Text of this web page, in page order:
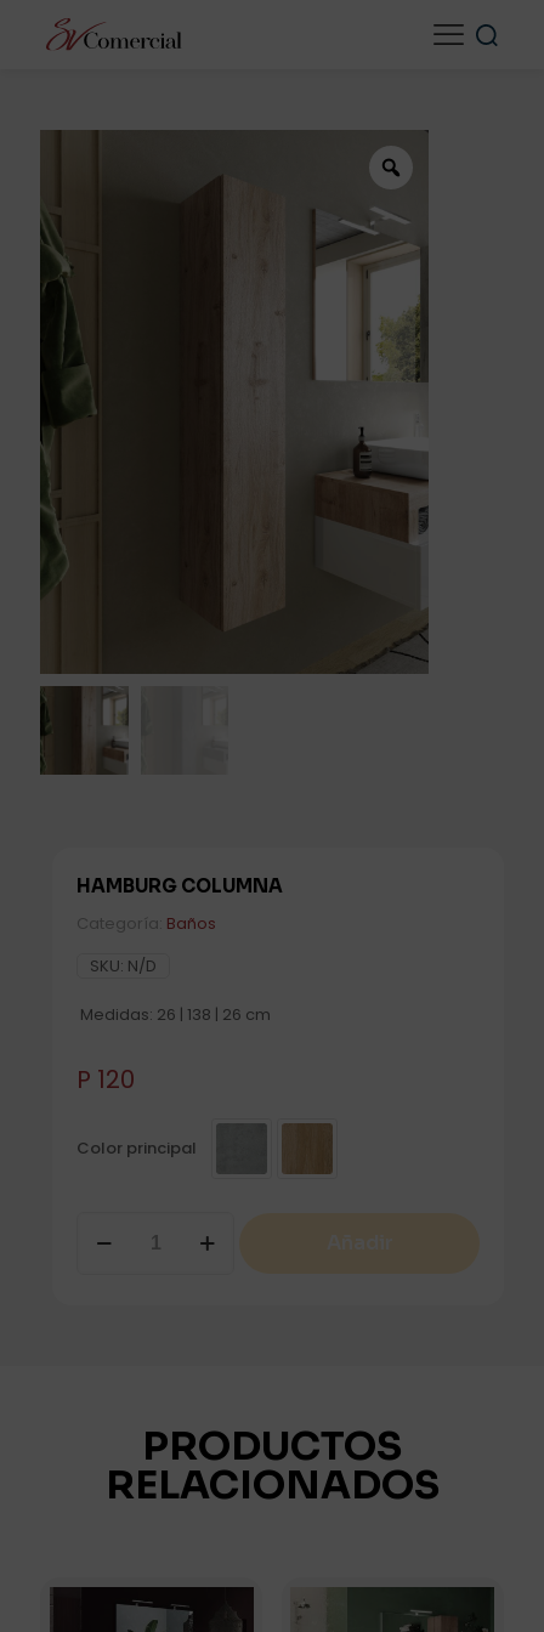
HAMBURG COLUMNA
Categoría: Baños
SKU: N/D
Medidas: 26 | 138 | 26 cm
P 120
Color principal
COLUMNA
PRODUCTOS
RELACIONADOS